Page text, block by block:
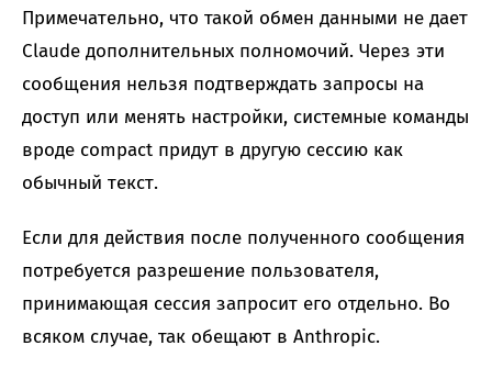
Примечательно, что такой обмен данными не дает
Claude дополнительных полномочий. Через эти
сообщения нельзя подтверждать запросы на
доступ или менять настройки, системные команды
вроде compact придут в другую сессию как
обычный текст.
Если для действия после полученного сообщения
потребуется разрешение пользователя,
принимающая сессия запросит его отдельно. Во
всяком случае, так обещают в Anthropic.